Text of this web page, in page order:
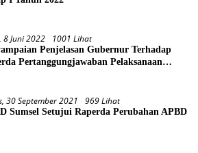
8 Juni 2022 1001 Lihat
Penjelasan Gubernur Terhadap
Pertanggungjawaban Pelaksanaan
30 September 2021 969 Lihat
Sumsel Setujui Raperda Perubahan APBD